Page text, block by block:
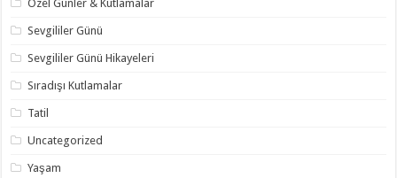
Özel Günler & Kutlamalar
Sevgililer Günü
Sevgililer Günü Hikayeleri
Sıradışı Kutlamalar
Tatil
Uncategorized
Yaşam